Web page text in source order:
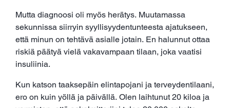
Mutta diagnoosi oli myös herätys. Muutamassa
sekunnissa siirryin syyllisyydentunteesta ajatukseen,
että minun on tehtävä asialle jotain. En halunnut ottaa
riskiä päätyä vielä vakavampaan tilaan, joka vaatisi
insuliinia.
Kun katson taaksepäin elintapojani ja terveydentilaani,
ero on kuin yöllä ja päivällä. Olen laihtunut 20 kiloa ja